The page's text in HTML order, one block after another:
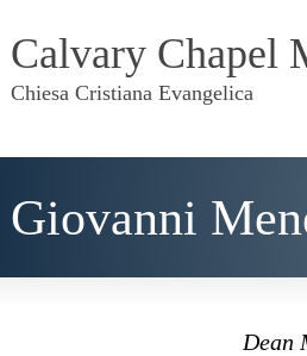
Calvary Chapel
Chiesa Cristiana Evangelica
Giovanni
Dean